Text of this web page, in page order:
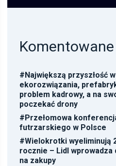
Komentowane
# Największą przyszłość
ekorozwiązania,
problem kadrowy, a na
poczekać drony
# Przełomowa
futrzarskiego w Polsce
#Wielokrotki wyeliminują
rocznie – Lidl
na zakupy